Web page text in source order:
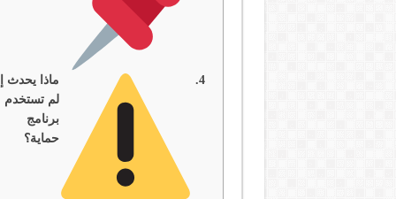
ماذا يحدث
لم تستخدم
برنامج
حماية؟